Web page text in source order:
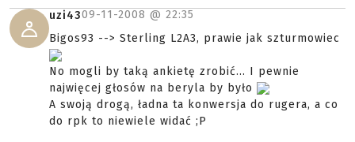
uzi4309-11-2008 @ 22:35
Bigos93 --> Sterling L2A3, prawie jak szturmowiec
No mogli by taką ankietę zrobić... I pewnie
najwięcej głosów na beryla by było
A swoją drogą, ładna ta konwersja do rugera, a co
do rpk to niewiele widać ;P